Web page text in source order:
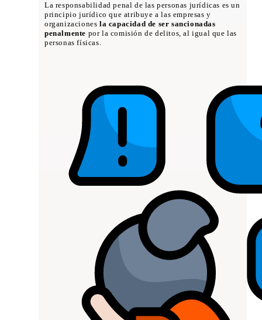
La responsabilidad penal de las personas jurídicas es un
principio jurídico que atribuye a las empresas y
organizaciones la capacidad de ser sancionadas
penalmente por la comisión de delitos, al igual que las
personas físicas.